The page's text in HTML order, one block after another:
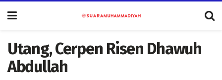
Utang, Cerpen Risen Dhawuh
Abdullah